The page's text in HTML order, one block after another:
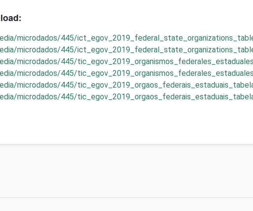
microdados/445/
microdados/445/
microdados/445/
microdados/445/
microdados/445/
microdados/445/